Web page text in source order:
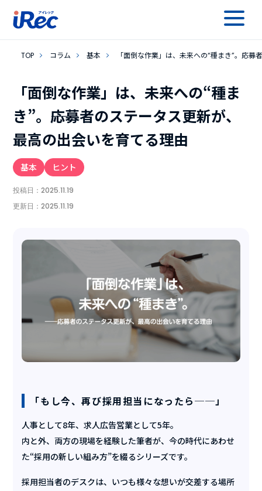
TOP コラム 基本 「面倒な作業」は、未来への“種まき”。――応
「面倒な作業」は、未来への“種ま
き”。――応募者のステータス更新が、
最高の出会いを育てる理由
基本 ヒント
投稿日：2025.11.19
更新日：2025.11.19
「もし今、再び採用担当になったら──」
人事として8年、求人広告営業として5年。
内と外、両方の現場を経験した筆者が、今の時代にあわせ
た“採用の新しい組み方”を綴るシリーズです。
採用担当者のデスクは、いつも様々な想いが交差する場所